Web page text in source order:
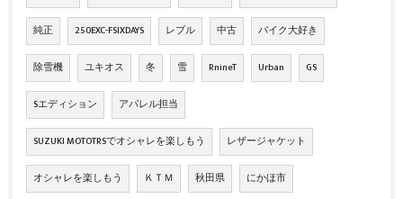
純正 250EXC-FSIXDAYS レブル 中古 バイク大好き
除雪機 ユキオス 冬 雪 RnineT Urban GS
Sエディション アパレル担当
SUZUKI MOTOTRSでオシャレを楽しもう レザージャケット
オシャレを楽しもう ＫＴＭ 秋田県 にかほ市